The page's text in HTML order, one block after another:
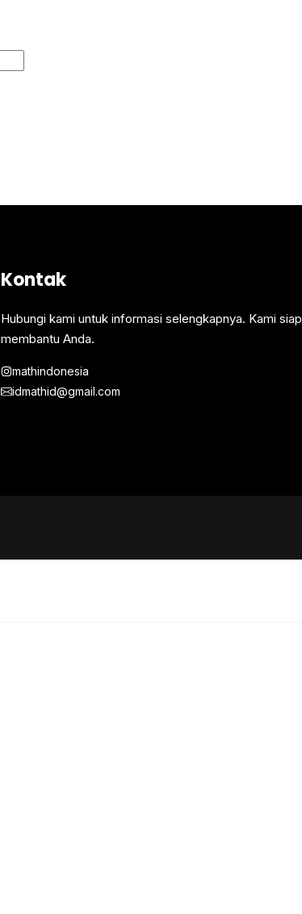
Kontak
Hubungi kami untuk informasi selengkapnya. Kami siap
membantu Anda.
mathindonesia
idmathid@gmail.com